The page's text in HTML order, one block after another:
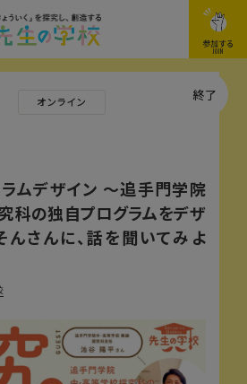
参加する
JOIN
オンライン 終了
ムデザイン 〜追手門学院
科の独自プログラムをデザ
んさんに、話を聞いてみよ